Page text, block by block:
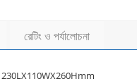
রেটিং ও পর্যালোচনা
230LX110WX260Hmm